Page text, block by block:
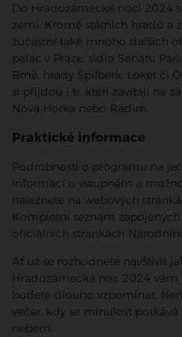
Do Hradozámecké noci 2024
zemi. Kromě státních hradů a
zúčastní také mnoho dalších
palác v Praze, sídlo Senátu
Brně, hrady Špilberk, Loket či
si přijdou i ti, kteří zavítají na
Nová Horka nebo Radim.
Praktické informace
Podrobnosti o programu na
informací o vstupném a
naleznete na webových
Kompletní seznam
oficiálních stránkách
Ať už se rozhodnete navštívit
Hradozámecká noc 2024 vám
budete dlouho vzpomínat.
večer, kdy se minulost
nebem.